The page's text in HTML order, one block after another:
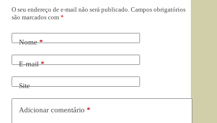
O seu endereço de e-mail não será publicado. Campos obrigatórios
são marcados com *
Nome*
E-mail*
Site
Adicionar comentário *